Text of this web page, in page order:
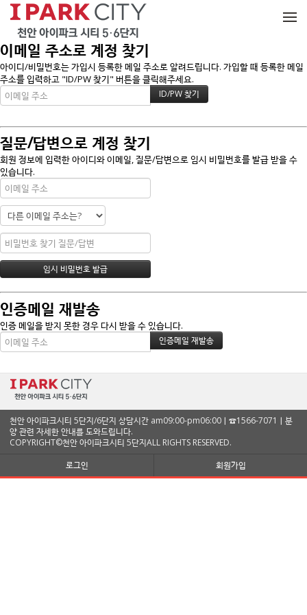
메뉴 건너뛰기
이메일 주소로 계정 찾기
아이디/비밀번호는 가입시 등록한 메일 주소로 알려드립니다. 가입할 때 등록한 메일
주소를 입력하고 "ID/PW 찾기" 버튼을 클릭해주세요.
질문/답변으로 계정 찾기
회원 정보에 입력한 아이디와 이메일, 질문/답변으로 임시 비밀번호를 발급 받을 수
있습니다.
인증메일 재발송
인증 메일을 받지 못한 경우 다시 받을 수 있습니다.
천안 아이파크시티 5단지/6단지 상담시간 am09:00-pm06:00ㅣ☎1566-7071ㅣ분
양 관련 자세한 안내를 도와드립니다.
COPYRIGHT©천안 아이파크시티 5단지ALL RIGHTS RESERVED.
로그인
회원가입